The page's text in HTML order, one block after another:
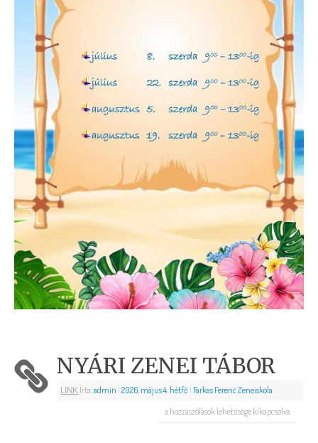
NYÁRI ZENEI TÁBOR
LINK Írta:admin 2026. május 4. hétfő Farkas Ferenc Zeneiskola
a hozzászólások lehetősége kikapcsolva